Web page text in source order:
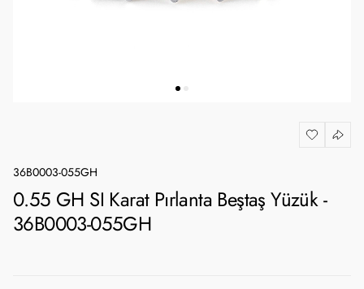
36B0003-055GH
0.55 GH SI Karat Pırlanta Beştaş Yüzük -
36B0003-055GH